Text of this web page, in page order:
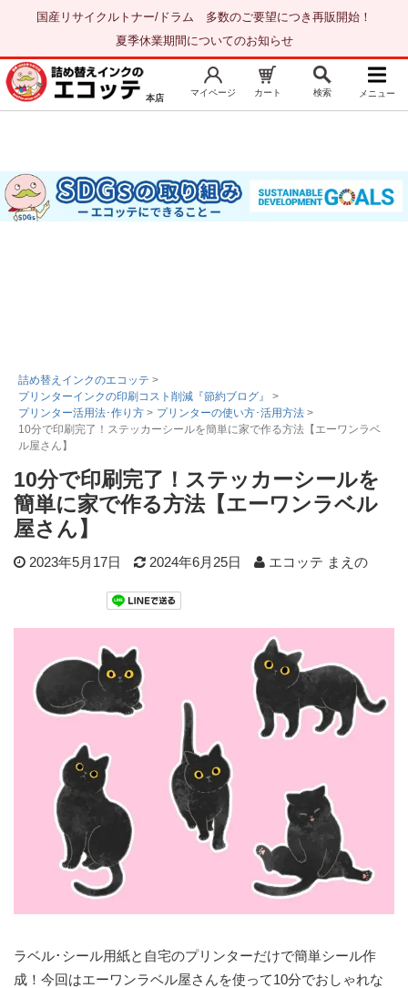
国産リサイクルトナー/ドラム 多数のご要望につき再販開始！
夏季休業期間についてのお知らせ
トップページ お気に入り
注文履歴 レビュー履歴
エプソンインク
ブラザーインク
詰め替えインク
互換インクカートリッジ
再生インクカートリッジ
記事を探す
お店の紹介
ご利用ガイド
よくある質問
会員専用商品
説明書ダウンロード
本店
マイページ カート 検索 メニュー
詰め替えインクのエコッテ >
プリンターインクの印刷コスト削減『節約ブログ』
>
プリンター活用法･作り方 > プリンターの使い方･活用方法 >
10分で印刷完了！ステッカーシールを簡単に家で作る方法【エーワンラベ
ル屋さん】
10分で印刷完了！ステッカーシールを
簡単に家で作る方法【エーワンラベル
屋さん】
2023年5月17日 2024年6月25日 エコッテ まえの
ラベル･シール用紙と自宅のプリンターだけで簡単シール作
成！今回はエーワンラベル屋さんを使って10分でおしゃれな